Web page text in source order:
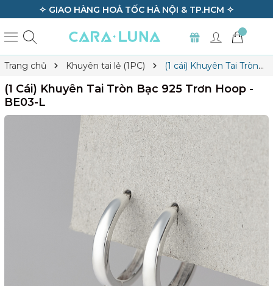
CẢ SẢN PHẨM ✧ ✧ GIAO HÀNG HOẢ TỐC
Trang chủ Khuyên tai lẻ (1PC)
(1 cái) Khuyên Tai Tròn
(1 Cái) Khuyên Tai Tròn Bạc 925 Trơn Hoop -
BE03-L